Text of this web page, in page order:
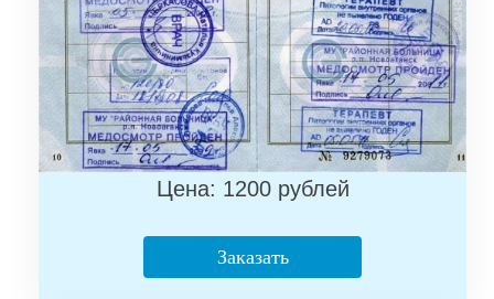
Цена: 1200 рублей
Заказать